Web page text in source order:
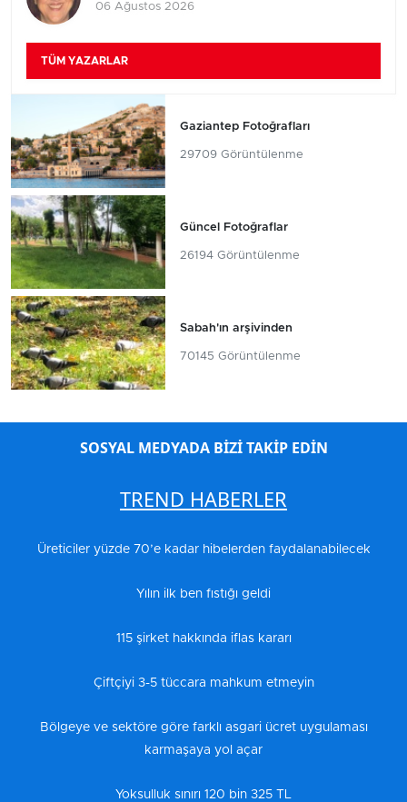
06 Ağustos 2026
TÜM YAZARLAR
Gaziantep Fotoğrafları
29709 Görüntülenme
Güncel Fotoğraflar
26194 Görüntülenme
Sabah'ın arşivinden
70145 Görüntülenme
SOSYAL MEDYADA BİZİ TAKİP EDİN
TREND HABERLER
Üreticiler yüzde 70’e kadar hibelerden faydalanabilecek
Yılın ilk ben fıstığı geldi
115 şirket hakkında iflas kararı
Çiftçiyi 3-5 tüccara mahkum etmeyin
Bölgeye ve sektöre göre farklı asgari ücret uygulaması
karmaşaya yol açar
Yoksulluk sınırı 120 bin 325 TL